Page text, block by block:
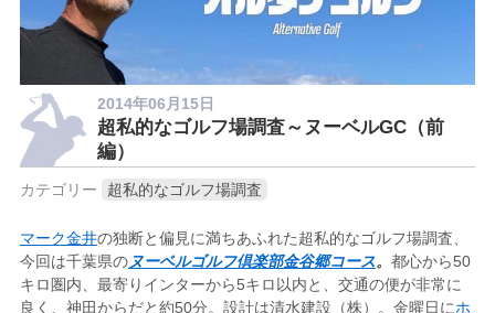
2014年06月15日
超私的なゴルフ場調査～ヌーベルGC（前
編）
カテゴリー 超私的なゴルフ場調査
マーク金井の独断と偏見に満ちあふれた超私的なゴルフ場調査、
今回は千葉県のヌーベルゴルフ倶楽部金谷郷コース。 都心から50
キロ圏内、最寄りインターから5キロ以内と、交通の便が非常に
良く、神田からだと約50分。設計は清水建設（株）。金曜日にホ